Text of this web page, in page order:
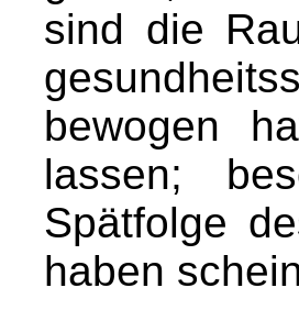
sind die
bewogen
lassen;
Spätfolge
haben